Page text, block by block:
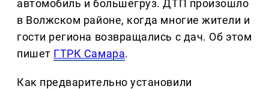
автомобиль и большегруз. ДТП произошло
в Волжском районе, когда многие жители и
гости региона возвращались с дач. Об этом
пишет ГТРК Самара.
Как предварительно установили